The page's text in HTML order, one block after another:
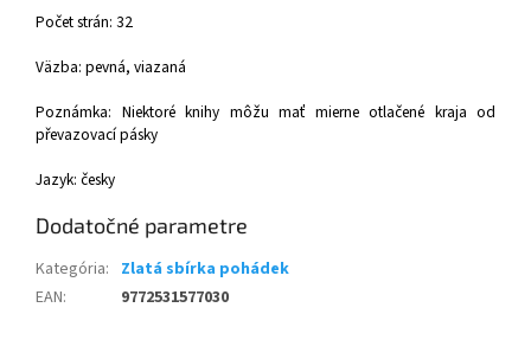
Počet strán: 32
Väzba: pevná, viazaná
Poznámka: Niektoré knihy môžu mať mierne otlačené kraja od
převazovací pásky
Jazyk: česky
Dodatočné parametre
Kategória: Zlatá sbírka pohádek
EAN: 9772531577030